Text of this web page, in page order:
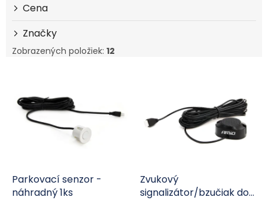
Cena
Značky
Zobrazených položiek: 12
Parkovací senzor -
náhradný 1ks
Zvukový
signalizátor/bzučiak do